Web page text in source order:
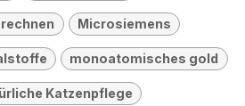
Microsiemens
monoatomisches gold
Katzenpflege